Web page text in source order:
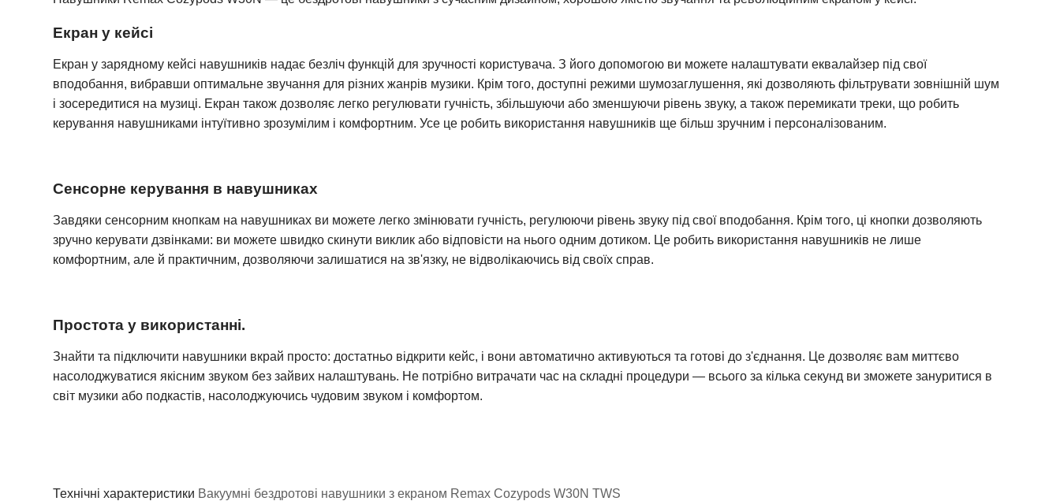
Екран у кейсі
Екран у зарядному кейсі навушників надає безліч функцій для зручності користувача. З його допомогою ви можете налаштувати еквалайзер під свої
вподобання, вибравши оптимальне звучання для різних жанрів музики. Крім того, доступні режими шумозаглушення, які дозволяють фільтрувати зовнішній шум
і зосередитися на музиці. Екран також дозволяє легко регулювати гучність, збільшуючи або зменшуючи рівень звуку, а також перемикати треки, що робить
керування навушниками інтуїтивно зрозумілим і комфортним. Усе це робить використання навушників ще більш зручним і персоналізованим.
Сенсорне керування в навушниках
Завдяки сенсорним кнопкам на навушниках ви можете легко змінювати гучність, регулюючи рівень звуку під свої вподобання. Крім того, ці кнопки дозволяють
зручно керувати дзвінками: ви можете швидко скинути виклик або відповісти на нього одним дотиком. Це робить використання навушників не лише
комфортним, але й практичним, дозволяючи залишатися на зв'язку, не відволікаючись від своїх справ.
Простота у використанні.
Знайти та підключити навушники вкрай просто: достатньо відкрити кейс, і вони автоматично активуються та готові до з'єднання. Це дозволяє вам миттєво
насолоджуватися якісним звуком без зайвих налаштувань. Не потрібно витрачати час на складні процедури — всього за кілька секунд ви зможете зануритися в
світ музики або подкастів, насолоджуючись чудовим звуком і комфортом.
Технічні характеристики Вакуумні бездротові навушники з екраном Remax Cozypods W30N TWS